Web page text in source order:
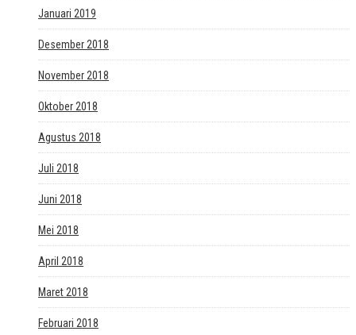
Januari 2019
Desember 2018
November 2018
Oktober 2018
Agustus 2018
Juli 2018
Juni 2018
Mei 2018
April 2018
Maret 2018
Februari 2018